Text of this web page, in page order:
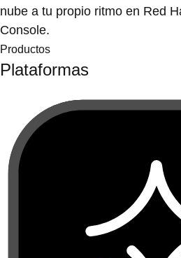
nube a tu propio ritmo en Red
Console.
Productos
Plataformas